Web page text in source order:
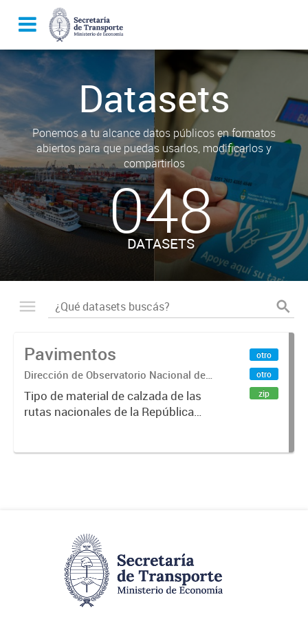
Datasets
Ponemos a tu alcance datos públicos en formatos
abiertos para que puedas usarlos, modificarlos y
compartirlos
048
DATASETS
Pavimentos
Dirección de Observatorio Nacional de
Transporte
Tipo de material de calzada de las
rutas nacionales de la República
2019.
otro
otro
zip